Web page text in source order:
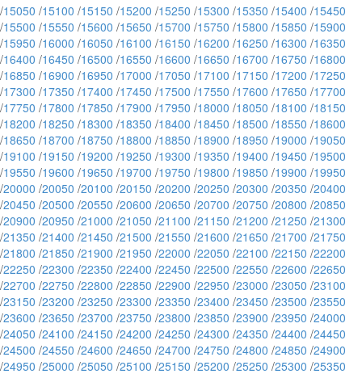
/15050 /15100 /15150 /15200 /15250 /15300 /15350 /15400 /15450
/15500 /15550 /15600 /15650 /15700 /15750 /15800 /15850 /15900
/15950 /16000 /16050 /16100 /16150 /16200 /16250 /16300 /16350
/16400 /16450 /16500 /16550 /16600 /16650 /16700 /16750 /16800
/16850 /16900 /16950 /17000 /17050 /17100 /17150 /17200 /17250
/17300 /17350 /17400 /17450 /17500 /17550 /17600 /17650 /17700
/17750 /17800 /17850 /17900 /17950 /18000 /18050 /18100 /18150
/18200 /18250 /18300 /18350 /18400 /18450 /18500 /18550 /18600
/18650 /18700 /18750 /18800 /18850 /18900 /18950 /19000 /19050
/19100 /19150 /19200 /19250 /19300 /19350 /19400 /19450 /19500
/19550 /19600 /19650 /19700 /19750 /19800 /19850 /19900 /19950
/20000 /20050 /20100 /20150 /20200 /20250 /20300 /20350 /20400
/20450 /20500 /20550 /20600 /20650 /20700 /20750 /20800 /20850
/20900 /20950 /21000 /21050 /21100 /21150 /21200 /21250 /21300
/21350 /21400 /21450 /21500 /21550 /21600 /21650 /21700 /21750
/21800 /21850 /21900 /21950 /22000 /22050 /22100 /22150 /22200
/22250 /22300 /22350 /22400 /22450 /22500 /22550 /22600 /22650
/22700 /22750 /22800 /22850 /22900 /22950 /23000 /23050 /23100
/23150 /23200 /23250 /23300 /23350 /23400 /23450 /23500 /23550
/23600 /23650 /23700 /23750 /23800 /23850 /23900 /23950 /24000
/24050 /24100 /24150 /24200 /24250 /24300 /24350 /24400 /24450
/24500 /24550 /24600 /24650 /24700 /24750 /24800 /24850 /24900
/24950 /25000 /25050 /25100 /25150 /25200 /25250 /25300 /25350